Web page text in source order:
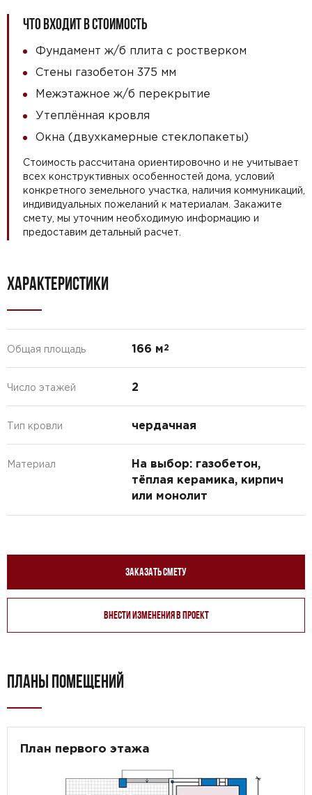
ЧТО ВХОДИТ В СТОИМОСТЬ
Фундамент ж/б плита с ростверком
Стены газобетон 375 мм
Межэтажное ж/б перекрытие
Утеплённая кровля
Окна (двухкамерные стеклопакеты)
Стоимость рассчитана ориентировочно и не учитывает
всех конструктивных особенностей дома, условий
конкретного земельного участка, наличия коммуникаций,
индивидуальных пожеланий к материалам. Закажите
смету, мы уточним необходимую информацию и
предоставим детальный расчет.
ХАРАКТЕРИСТИКИ
Общая площадь 166 м2
Число этажей 2
Тип кровли чердачная
Материал
На выбор: газобетон,
тёплая керамика, кирпич
или монолит
Заказать смету
Внести изменения в проект
ПЛАНЫ ПОМЕЩЕНИЙ
План первого этажа